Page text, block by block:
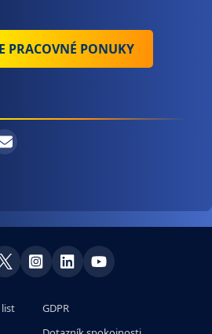
PRACOVNÉ PONUKY
GDPR